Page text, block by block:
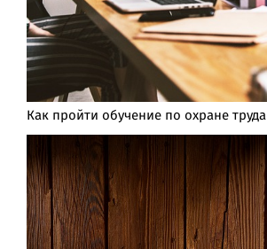
Как пройти обучение по охране труда